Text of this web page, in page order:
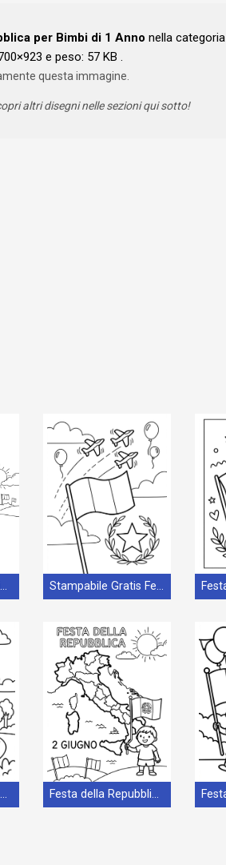
per Bimbi di 1 Anno nella categoria
e peso: 57 KB .
questa immagine.
altri disegni nelle sezioni qui sotto!
Festa della Repubblica Stampabile per Piccoli Stampabile Gratis Festa della Repubblica
Stampa Festa della Repubblica Festa della Repubblica Felice